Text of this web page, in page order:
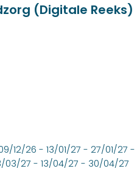
(Digitale Reeks)
12/26 - 13/01/27 - 27/01/27 -
27 - 13/04/27 - 30/04/27